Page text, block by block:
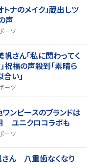
ナのメイク」蔵出しツ
声
ーツ
さん「私に関わってく
祝福の声殺到「素晴ら
合い」
ーツ
ンピースのブランドは
ユニクロコラボも
ーツ
さん 八重歯なくなり